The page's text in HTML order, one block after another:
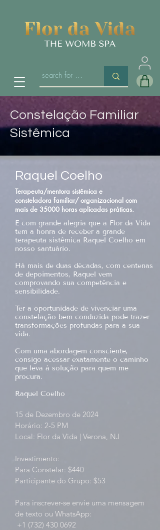
Constelação Familiar
Sistêmica
Raquel Coelho
Terapeuta/mentora sistêmica e
consteladora familiar/ organizacional com
mais de 35000 horas aplicadas práticas.
É com grande alegria que a Flor da Vida
tem a honra de receber a grande
terapeuta sistêmica Raquel Coelho em
nosso santuário.
Há mais de duas décadas, com centenas
de depoimentos, Raquel vem
comprovando sua competência e
sensibilidade.
Ter a oportunidade de vivenciar uma
constelação bem conduzida pode trazer
transformações profundas para a sua
vida.
Com uma abordagem consciente,
consigo acessar exatamente o caminho
que leva à solução para quem me
procura.
Raquel Coelho
15 de Dezembro de 2024
Horário: 2-5 PM
Local: Flor da Vida | Verona, NJ
Investimento:
Para Constelar: $440
Participante do Grupo: $53
Para inscrever-se envie uma mensagem
de texto ou WhatsApp:
+1 (732) 430 0692